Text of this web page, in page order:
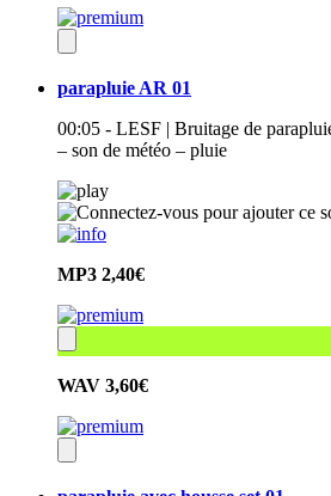
parapluie AR 01
00:05 - LESF | Bruitage de
– son de météo – pluie
MP3 2,40€
WAV 3,60€